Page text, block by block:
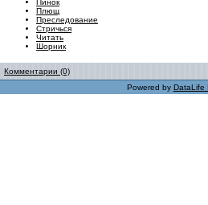
Пинок
Плющ
Преследование
Стричься
Читать
Шорник
Комментарии (0)
Powered by DataLife